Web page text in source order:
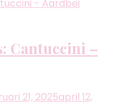
Cantuccini –
21, 2025april 12,